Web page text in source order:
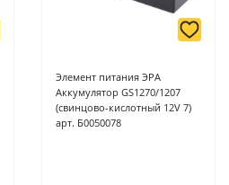
Элемент питания ЭРА
Аккумулятор GS1270/1207
(свинцово-кислотный 12V 7)
арт. Б0050078